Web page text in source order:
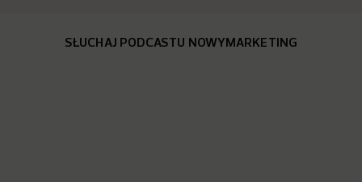
SŁUCHAJ PODCASTU NOWYMARKETING